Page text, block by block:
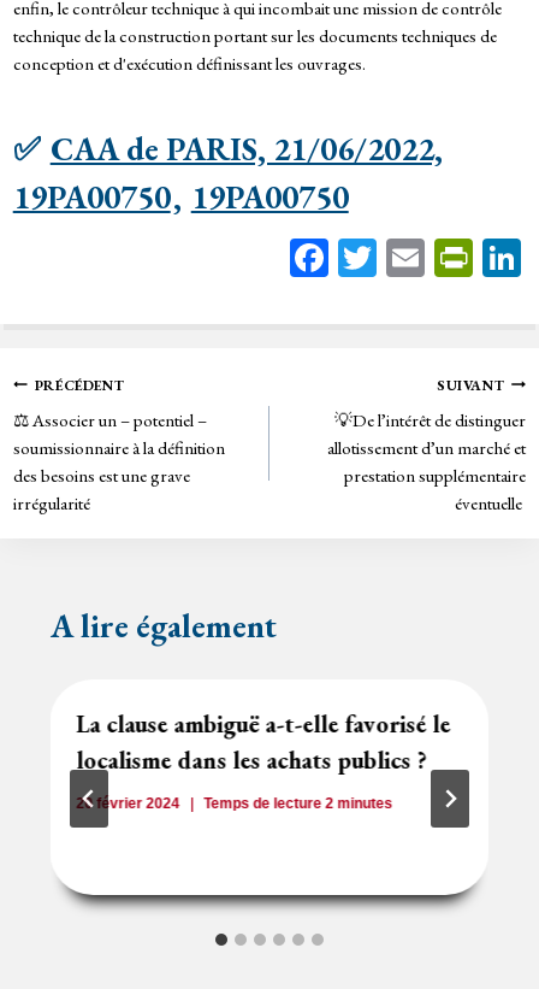
enfin, le contrôleur technique à qui incombait une mission de contrôle
technique de la construction portant sur les documents techniques de
conception et d'exécution définissant les ouvrages.
✅ CAA de PARIS, 21/06/2022,
19PA00750, 19PA00750
Fa
bo
T
tt
E
ail
Pr
tF
rie
n
dl
y
Navigation
de
l’article
PRÉCÉDENT
⚖️ Associer un – potentiel –
soumissionnaire à la définition
des besoins est une grave
irrégularité
SUIVANT
💡De l’intérêt de distinguer
allotissement d’un marché et
prestation supplémentaire
éventuelle
A lire également
La clause ambiguë a-t-elle favorisé le
localisme dans les achats publics ?
20 février 2024 Temps de lecture 2minutes